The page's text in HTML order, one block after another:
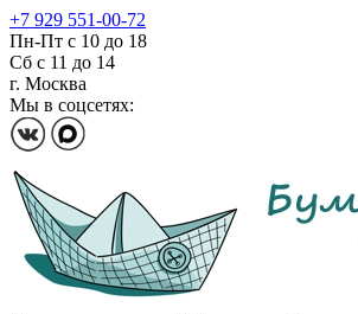
+7 929 551-00-72
Пн-Пт с 10 до 18
Сб с 11 до 14
г. Москва
Мы в соцсетях: